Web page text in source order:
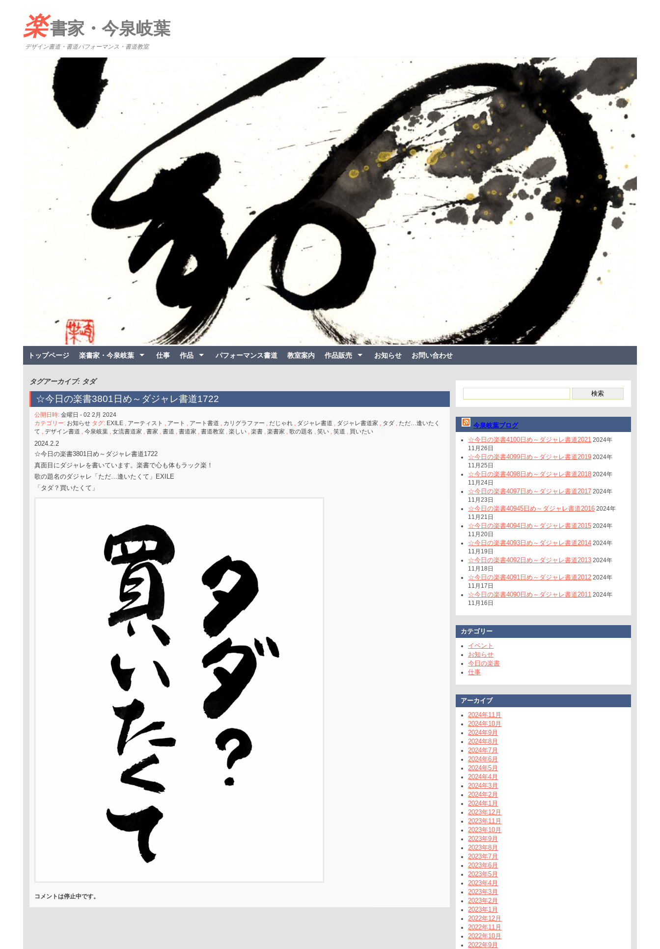
楽書家・今泉岐葉
デザイン書道・書道パフォーマンス・書道教室
トップページ 楽書家・今泉岐葉 仕事 作品 パフォーマンス書道 教室案内 作品販売 お知らせ お問い合わせ
タグアーカイブ: タダ
☆今日の楽書3801日め～ダジャレ書道1722
公開日時: 金曜日 - 02 2月 2024
カテゴリー: お知らせタグ: EXILE, アーティスト アート アート書道 カリグラファー だじゃれ, ダジャレ書道 ダジャレ書道家 タダ,
ただ…逢いたく
て
デザイン書道 今泉岐葉, 女流書道家 書家 書道 書道家 書道教室, 楽しい, 楽書, 楽書家 歌の題名 笑い, 笑道 買いたい
2024.2.2
☆今日の楽書3801日め～ダジャレ書道1722
真面目にダジャレを書いています。楽書で心も体もラック楽！
歌の題名のダジャレ「ただ…逢いたくて」EXILE
「タダ？買いたくて」
コメントは停止中です。
今泉岐葉ブログ
☆今日の楽書4100日め～ダジャレ書道2021 2024年
11月26日
☆今日の楽書4099日め～ダジャレ書道2019 2024年
11月25日
☆今日の楽書4098日め～ダジャレ書道2018 2024年
11月24日
☆今日の楽書4097日め～ダジャレ書道2017 2024年
11月23日
☆今日の楽書40945日め～ダジャレ書道2016 2024年
11月21日
☆今日の楽書4094日め～ダジャレ書道2015 2024年
11月20日
☆今日の楽書4093日め～ダジャレ書道2014 2024年
11月19日
☆今日の楽書4092日め～ダジャレ書道2013 2024年
11月18日
☆今日の楽書4091日め～ダジャレ書道2012 2024年
11月17日
☆今日の楽書4090日め～ダジャレ書道2011 2024年
11月16日
カテゴリー
イベント
お知らせ
今日の楽書
仕事
アーカイブ
2024年11月
2024年10月
2024年9月
2024年8月
2024年7月
2024年6月
2024年5月
2024年4月
2024年3月
2024年2月
2024年1月
2023年12月
2023年11月
2023年10月
2023年9月
2023年8月
2023年7月
2023年6月
2023年5月
2023年4月
2023年3月
2023年2月
2023年1月
2022年12月
2022年11月
2022年10月
2022年9月